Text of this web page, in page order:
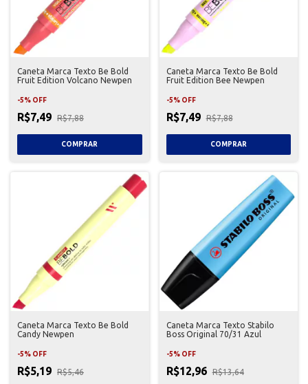
Caneta Marca Texto Be Bold
Fruit Edition Volcano Newpen
-5% OFF
R$7,49 R$7,88
Caneta Marca Texto Be Bold
Fruit Edition Bee Newpen
-5% OFF
R$7,49 R$7,88
Caneta Marca Texto Be Bold
Candy Newpen
-5% OFF
R$5,19 R$5,46
Caneta Marca Texto Stabilo
Boss Original 70/31 Azul
-5% OFF
R$12,96 R$13,64